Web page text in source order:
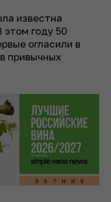
известна
году 50
огласили в
привычных